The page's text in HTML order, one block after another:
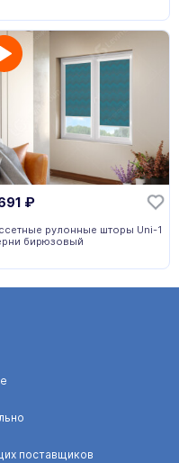
₽
рулонные шторы Uni-1
бирюзовый
поставщиков